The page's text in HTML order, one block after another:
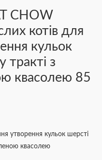
CHOW
котів для
кульок
тракті з
квасолею 85
утворення кульок шерсті
квасолею